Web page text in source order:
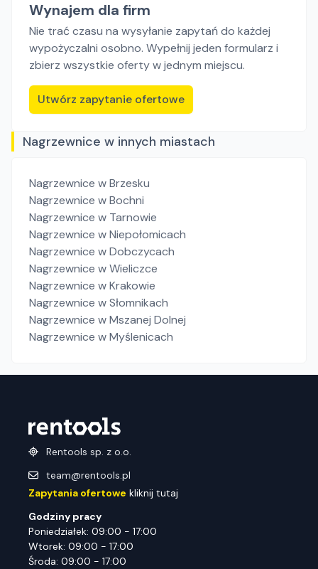
Wynajem dla firm
Nie trać czasu na wysyłanie zapytań do każdej
wypożyczalni osobno. Wypełnij jeden formularz i
zbierz wszystkie oferty w jednym miejscu.
Utwórz zapytanie ofertowe
Nagrzewnice w innych miastach
Nagrzewnice w Brzesku
Nagrzewnice w Bochni
Nagrzewnice w Tarnowie
Nagrzewnice w Niepołomicach
Nagrzewnice w Dobczycach
Nagrzewnice w Wieliczce
Nagrzewnice w Krakowie
Nagrzewnice w Słomnikach
Nagrzewnice w Mszanej Dolnej
Nagrzewnice w Myślenicach
Rentools sp. z o.o.
team@rentools.pl
Zapytania ofertowe kliknij tutaj
Godziny pracy
Poniedziałek: 09:00 - 17:00
Wtorek: 09:00 - 17:00
Środa: 09:00 - 17:00